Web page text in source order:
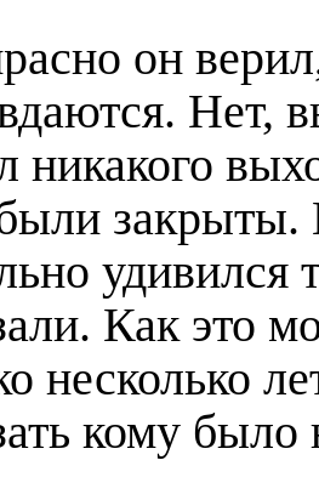
он
Нет,
никакого
закрыты.
удивился
Как это
несколько
кому